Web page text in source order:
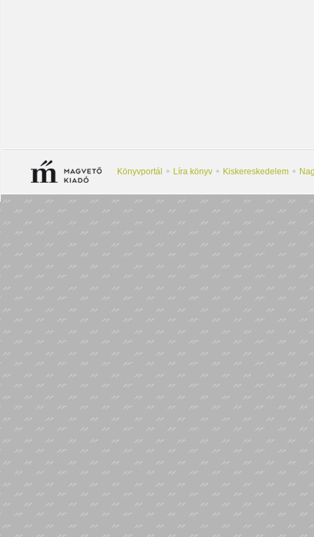
Könyvportál Líra könyv Kiskereskedelem